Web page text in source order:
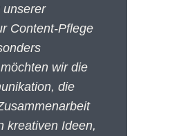
unserer
Content-Pflege
wir die
die
kreativen Ideen,